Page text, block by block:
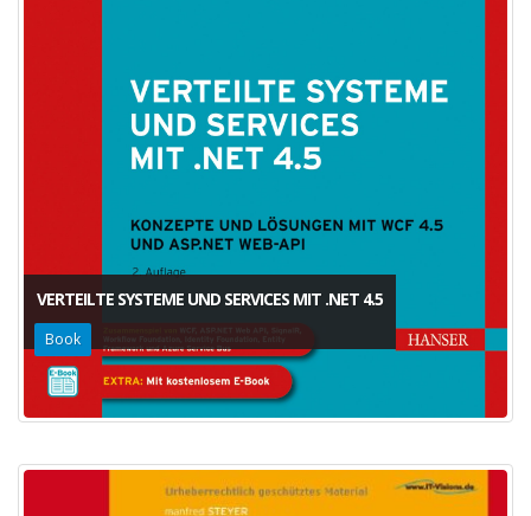
VERTEILTE SYSTEME UND SERVICES MIT .NET 4.5
Book